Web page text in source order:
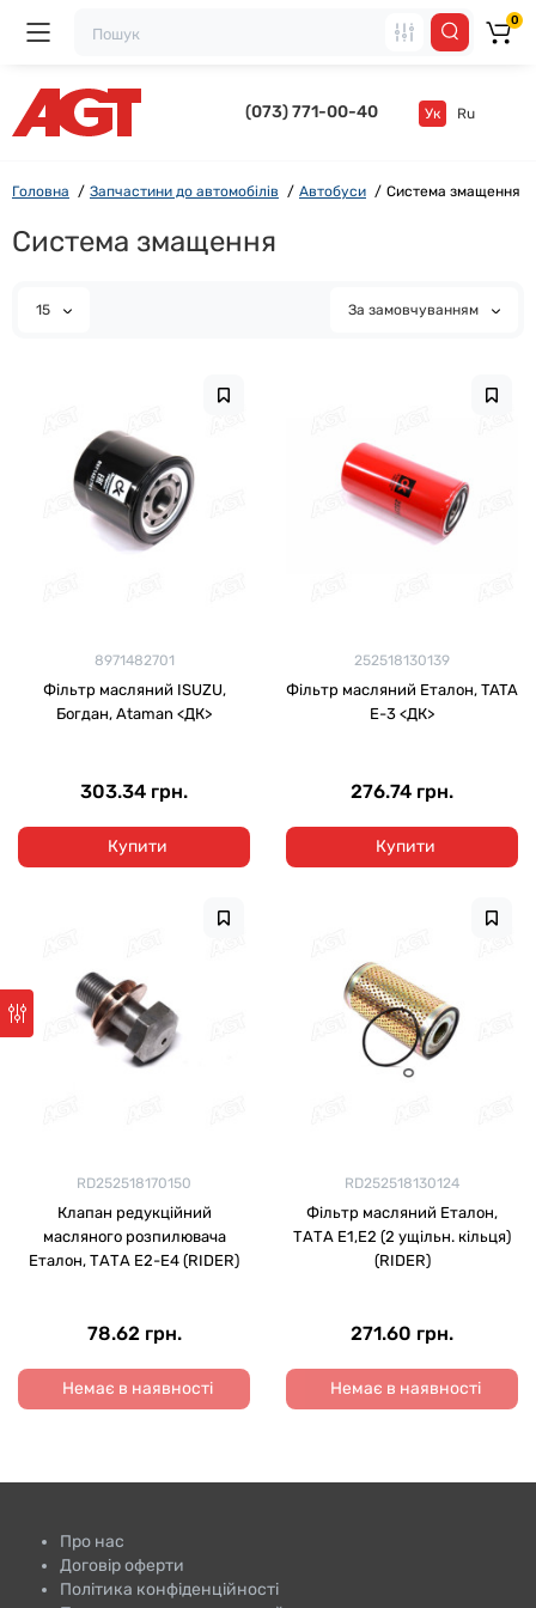
(073) 771-00-40 Ук Ru
0
Головна Запчастини до автомобілів Автобуси Система змащення
Система змащення
15 За замовчуванням
8971482701
Фільтр масляний ISUZU,
Богдан, Ataman <ДК>
303.34 грн.
Купити
252518130139
Фільтр масляний Еталон, TATA
Е-3 <ДК>
276.74 грн.
Купити
RD252518170150
Клапан редукційний
масляного розпилювача
Еталон, ТАТА Е2-Е4 (RIDER)
78.62 грн.
Немає в наявності
RD252518130124
Фільтр масляний Еталон,
ТАТА E1,Е2 (2 ущільн. кільця)
(RIDER)
271.60 грн.
Немає в наявності
Про нас
Договір оферти
Політика конфіденційності